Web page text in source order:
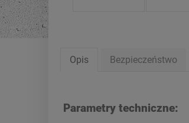
Opis Bezpieczeństwo
Parametry techniczne: